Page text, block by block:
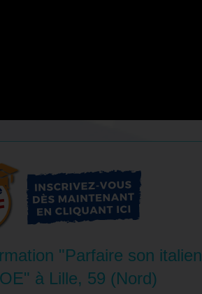
"Parfaire son italien
à Lille, 59 (Nord)